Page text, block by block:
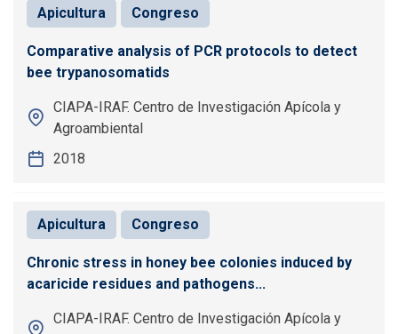
Apicultura Congreso
Comparative analysis of PCR protocols to detect
bee trypanosomatids
CIAPA-IRAF. Centro de Investigación Apícola y
Agroambiental
2018
Apicultura Congreso
Chronic stress in honey bee colonies induced by
acaricide residues and pathogens...
CIAPA-IRAF. Centro de Investigación Apícola y